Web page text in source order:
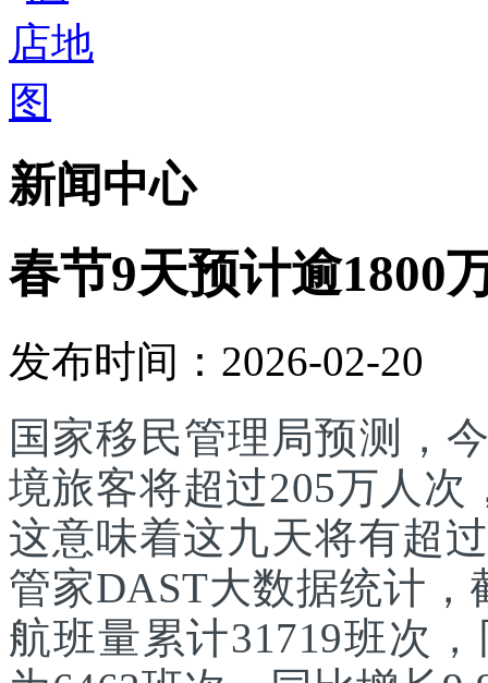
新闻中心
春节9天预计逾1800
发布时间：2026-02-20
国家移民管理局预测，
境旅客将超过205万人次
这意味着这九天将有超
管家DAST大数据统计
航班量累计31719班次